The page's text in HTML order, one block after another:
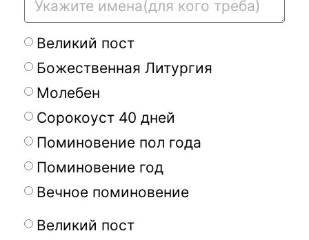
Великий пост
Божественная Литургия
Молебен
Сорокоуст 40 дней
Поминовение пол года
Поминовение год
Вечное поминовение
Великий пост